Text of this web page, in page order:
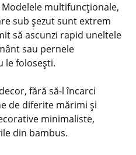
multifuncționale,
sub șezut sunt extrem
să ascunzi rapid uneltele
sau pernele
le folosești.
fără să-l încarci
de diferite mărimi și
minimaliste,
din bambus.